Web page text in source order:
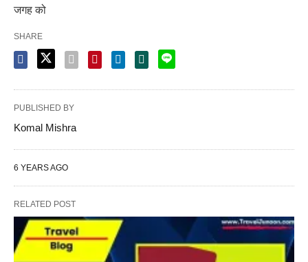
जगह को
SHARE
PUBLISHED BY
Komal Mishra
6 YEARS AGO
RELATED POST